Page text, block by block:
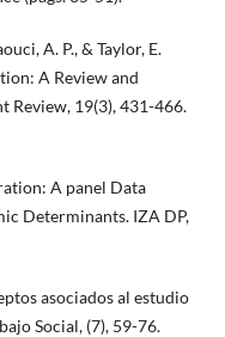
A. P., & Taylor, E.
A Review and
Review, 19(3), 431-466.
A panel Data
Determinants. IZA DP,
asociados al estudio
Social, (7), 59-76.